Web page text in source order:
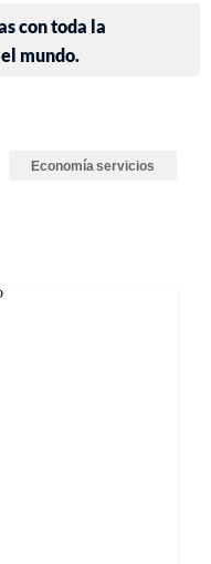
con toda la
mundo.
Economía servicios